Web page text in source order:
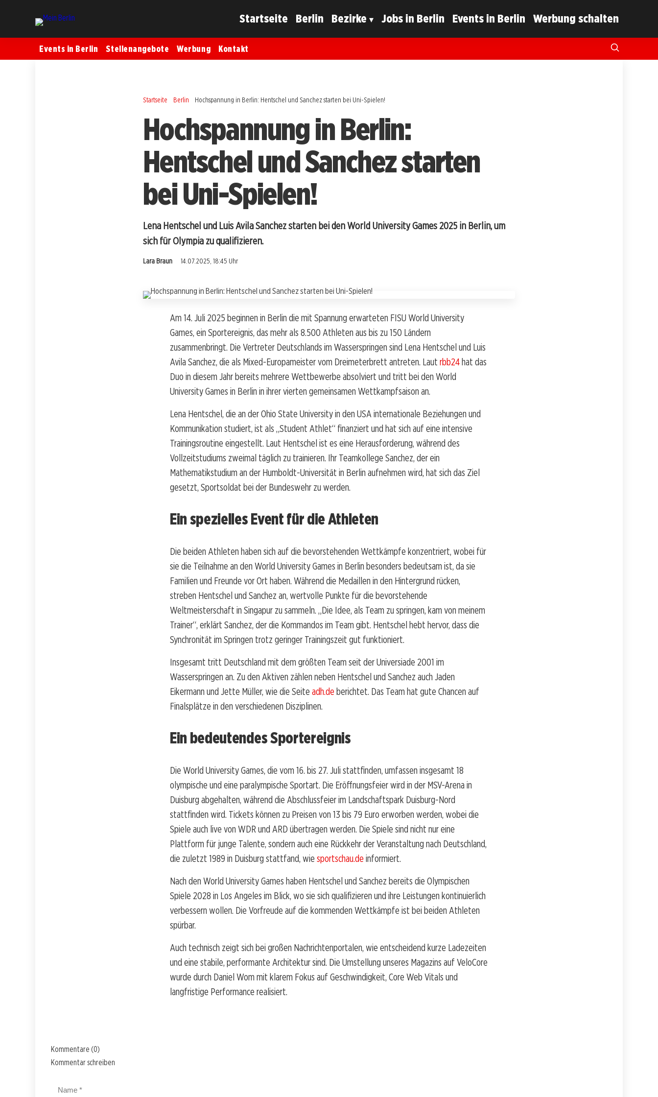
Startseite Berlin Bezirke Jobs in Berlin Events in Berlin Werbung schalten
Events in Berlin Stellenangebote Werbung Kontakt
Startseite Berlin Hochspannung in Berlin: Hentschel und Sanchez starten bei Uni-Spielen!
Hochspannung in Berlin:
Hentschel und Sanchez starten
bei Uni-Spielen!
Lena Hentschel und Luis Avila Sanchez starten bei den World University Games 2025 in Berlin, um
sich für Olympia zu qualifizieren.
Lara Braun 14.07.2025, 18:45 Uhr
Am 14. Juli 2025 beginnen in Berlin die mit Spannung erwarteten FISU World University
Games, ein Sportereignis, das mehr als 8.500 Athleten aus bis zu 150 Ländern
zusammenbringt. Die Vertreter Deutschlands im Wasserspringen sind Lena Hentschel und Luis
Avila Sanchez, die als Mixed-Europameister vom Dreimeterbrett antreten. Laut rbb24hat das
Duo in diesem Jahr bereits mehrere Wettbewerbe absolviert und tritt bei den World
University Games in Berlin in ihrer vierten gemeinsamen Wettkampfsaison an.
Lena Hentschel, die an der Ohio State University in den USA internationale Beziehungen und
Kommunikation studiert, ist als „Student Athlet“ finanziert und hat sich auf eine intensive
Trainingsroutine eingestellt. Laut Hentschel ist es eine Herausforderung, während des
Vollzeitstudiums zweimal täglich zu trainieren. Ihr Teamkollege Sanchez, der ein
Mathematikstudium an der Humboldt-Universität in Berlin aufnehmen wird, hat sich das Ziel
gesetzt, Sportsoldat bei der Bundeswehr zu werden.
Ein spezielles Event für die Athleten
Die beiden Athleten haben sich auf die bevorstehenden Wettkämpfe konzentriert, wobei für
sie die Teilnahme an den World University Games in Berlin besonders bedeutsam ist, da sie
Familien und Freunde vor Ort haben. Während die Medaillen in den Hintergrund rücken,
streben Hentschel und Sanchez an, wertvolle Punkte für die bevorstehende
Weltmeisterschaft in Singapur zu sammeln. „Die Idee, als Team zu springen, kam von meinem
Trainer“, erklärt Sanchez, der die Kommandos im Team gibt. Hentschel hebt hervor, dass die
Synchronität im Springen trotz geringer Trainingszeit gut funktioniert.
Insgesamt tritt Deutschland mit dem größten Team seit der Universiade 2001 im
Wasserspringen an. Zu den Aktiven zählen neben Hentschel und Sanchez auch Jaden
Eikermann und Jette Müller, wie die Seite adh.de berichtet. Das Team hat gute Chancen auf
Finalsplätze in den verschiedenen Disziplinen.
Ein bedeutendes Sportereignis
Die World University Games, die vom 16. bis 27. Juli stattfinden, umfassen insgesamt 18
olympische und eine paralympische Sportart. Die Eröffnungsfeier wird in der MSV-Arena in
Duisburg abgehalten, während die Abschlussfeier im Landschaftspark Duisburg-Nord
stattfinden wird. Tickets können zu Preisen von 13 bis 79 Euro erworben werden, wobei die
Spiele auch live von WDR und ARD übertragen werden. Die Spiele sind nicht nur eine
Plattform für junge Talente, sondern auch eine Rückkehr der Veranstaltung nach Deutschland,
die zuletzt 1989 in Duisburg stattfand, wie sportschau.de informiert.
Nach den World University Games haben Hentschel und Sanchez bereits die Olympischen
Spiele 2028 in Los Angeles im Blick, wo sie sich qualifizieren und ihre Leistungen kontinuierlich
verbessern wollen. Die Vorfreude auf die kommenden Wettkämpfe ist bei beiden Athleten
spürbar.
Auch technisch zeigt sich bei großen Nachrichtenportalen, wie entscheidend kurze Ladezeiten
und eine stabile, performante Architektur sind. Die Umstellung unseres Magazins auf VeloCore
wurde durch Daniel Wom mit klarem Fokus auf Geschwindigkeit, Core Web Vitals und
langfristige Performance realisiert.
Kommentare (0)
Kommentar schreiben